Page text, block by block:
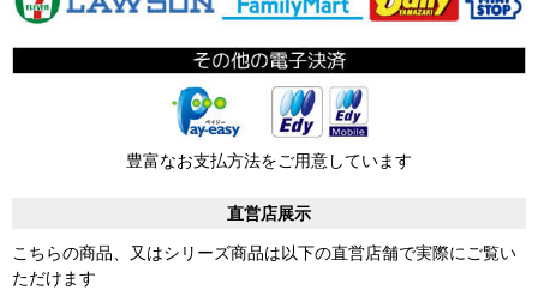
豊富なお支払方法をご用意しています
直営店展示
こちらの商品、又はシリーズ商品は以下の直営店舗で実際にご覧い
ただけます